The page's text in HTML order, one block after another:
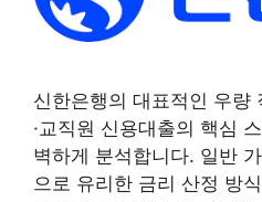
신한은행의 대표적인 우량
·교직원 신용대출의 핵심
벽하게 분석합니다. 일반
으로 유리한 금리 산정 방